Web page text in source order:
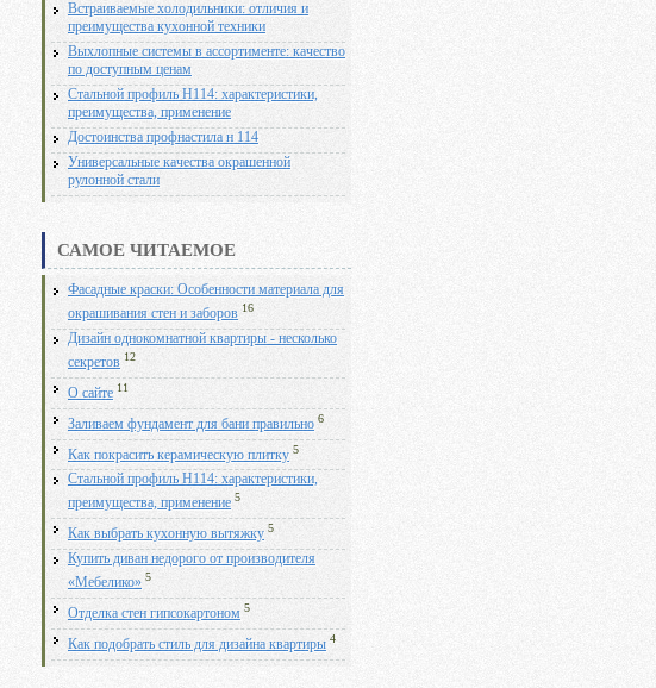
Встраиваемые холодильники: отличия и
преимущества кухонной техники
Выхлопные системы в ассортименте: качество
по доступным ценам
Стальной профиль Н114: характеристики,
преимущества, применение
Достоинства профнастила н 114
Универсальные качества окрашенной
рулонной стали
САМОЕ ЧИТАЕМОЕ
Фасадные краски: Особенности материала для
окрашивания стен и заборов 16
Дизайн однокомнатной квартиры - несколько
секретов 12
О сайте 11
Заливаем фундамент для бани правильно 6
Как покрасить керамическую плитку 5
Стальной профиль Н114: характеристики,
преимущества, применение 5
Как выбрать кухонную вытяжку 5
Купить диван недорого от производителя
«Мебелико» 5
Отделка стен гипсокартоном 5
Как подобрать стиль для дизайна квартиры 4